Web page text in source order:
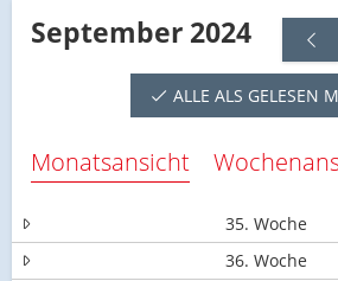
September 2024
ALLE ALS GELESEN
Monatsansicht
35. Woche
36. Woche